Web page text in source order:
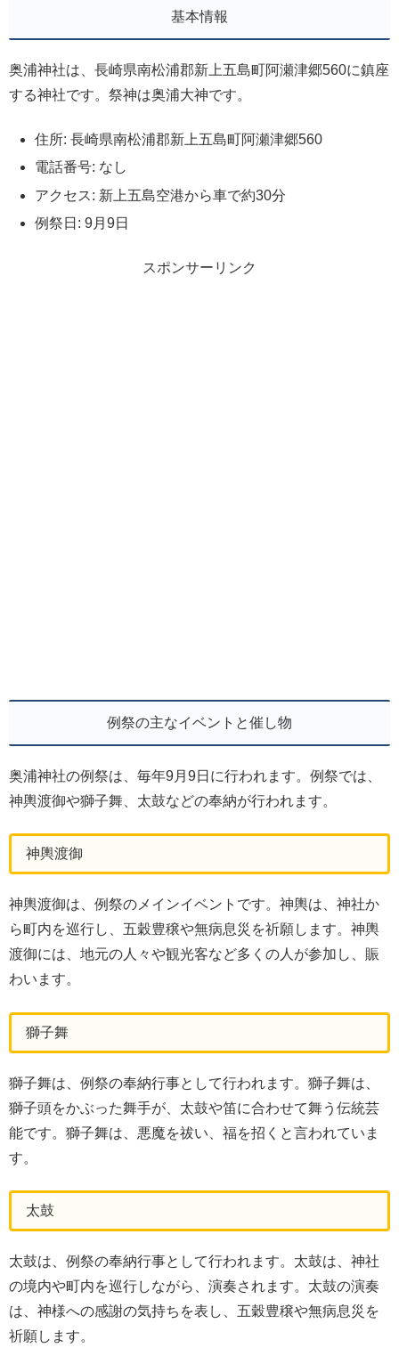
基本情報
奥浦神社は、長崎県南松浦郡新上五島町阿瀬津郷560に鎮座
する神社です。祭神は奥浦大神です。
住所: 長崎県南松浦郡新上五島町阿瀬津郷560
電話番号: なし
アクセス: 新上五島空港から車で約30分
例祭日: 9月9日
スポンサーリンク
例祭の主なイベントと催し物
奥浦神社の例祭は、毎年9月9日に行われます。例祭では、
神輿渡御や獅子舞、太鼓などの奉納が行われます。
神輿渡御
神輿渡御は、例祭のメインイベントです。神輿は、神社か
ら町内を巡行し、五穀豊穣や無病息災を祈願します。神輿
渡御には、地元の人々や観光客など多くの人が参加し、賑
わいます。
獅子舞
獅子舞は、例祭の奉納行事として行われます。獅子舞は、
獅子頭をかぶった舞手が、太鼓や笛に合わせて舞う伝統芸
能です。獅子舞は、悪魔を祓い、福を招くと言われていま
す。
太鼓
太鼓は、例祭の奉納行事として行われます。太鼓は、神社
の境内や町内を巡行しながら、演奏されます。太鼓の演奏
は、神様への感謝の気持ちを表し、五穀豊穣や無病息災を
祈願します。